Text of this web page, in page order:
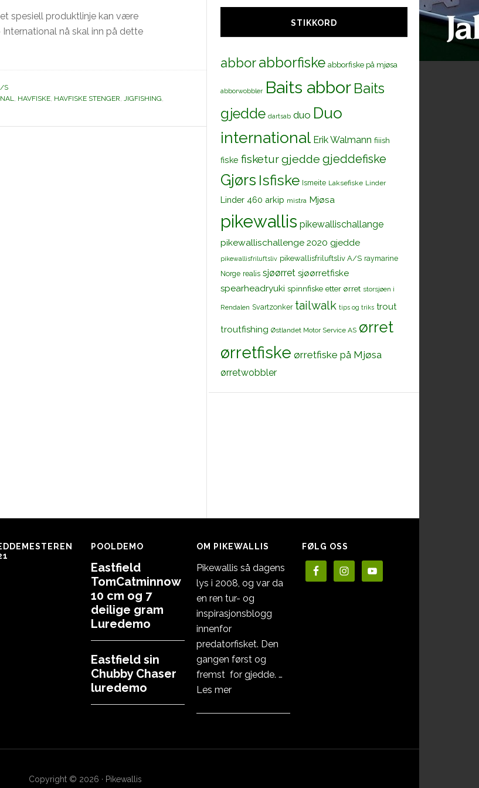
spesiell produktlinje kan være
nå skal inn på dette
S
HAVFISKE HAVFISKE STENGER JIGFISHING
STIKKORD
abborabborfiske abborfiske på mjøsa
abborwobbler Baits abbor Baits
gjedde dartsab duo Duo
international Erik Walmann fiiish
fiske fisketurgjedde gjeddefiske
Gjørs Isfiske Ismeite Laksefiske Linder
Linder 460 arkip mistra Mjøsa
pikewallis pikewallischallange
pikewallischallenge 2020 gjedde
pikewallisfriluftsliv pikewallisfriluftsliv A/S raymarine
Norge realis sjøørret sjøørretfiske
spearheadryuki spinnfiske etter ørret storsjøen i
Rendalen Svartzonker tailwalk tips og triks trout
troutfishing Østlandet Motor Service AS ørret
ørretfiske ørretfiske på Mjøsa
ørretwobbler
POOLDEMO
Eastfield
TomCatminnow
10 cm og 7
deilige gram
Luredemo
Eastfield sin
Chubby Chaser
luredemo
OM PIKEWALLIS
Pikewallis så dagens
lys i 2008, og var da
en ren tur- og
inspirasjonsblogg
innenfor
predatorfisket. Den
gangen først og
fremst for gjedde. …
Les meromOm
FØLG OSS
Copyright © 2026 · Pikewallis